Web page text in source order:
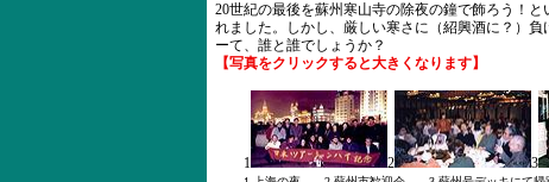
20世紀の最後を蘇州寒山寺の除夜の鐘で飾ろう！
れました。しかし、厳しい寒さに（紹興酒に？）
ーて、誰と誰でしょうか？
【写真をクリックすると大きくなります】
1 2 3